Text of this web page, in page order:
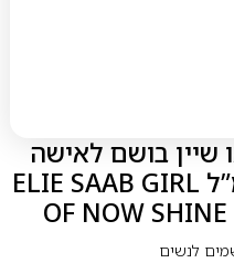
שיין בושם לאישה
באריזת טסטר אדפ 90מ”ל ELIE SAAB GIRL
OF NOW
לנשים